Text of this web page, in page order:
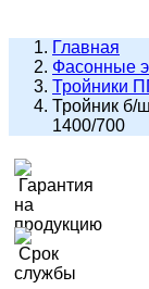
Главная
Фасонные
Тройники
Тройник б/
1400/700